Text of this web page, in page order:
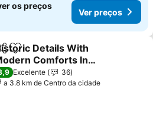
os preços
Ver preços
Adicionar aos favoritos
Details With
Comforts In
- One Bedroom
Sleeps 2
preços
Excelente
36
a 3.8 km de Centro da cidade